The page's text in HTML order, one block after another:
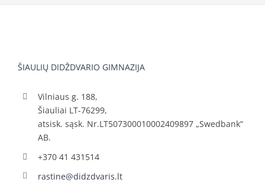
ŠIAULIŲ DIDŽDVARIO GIMNAZIJA
Vilniaus g. 188,
Šiauliai LT-76299,
atsisk. sąsk. Nr.LT507300010002409897 „Swedbank“
AB.
+370 41 431514
rastine@didzdvaris.lt